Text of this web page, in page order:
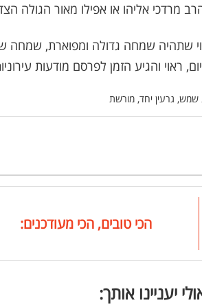
מרדכי אליהו או אפילו מאור הגולה
שתהיה שמחה גדולה ומפוארת, שמחה
ראוי והגיע הזמן לפרסם מודעות
גרעין יחד, מורשת
הכי טובים, הכי מעודכנים:
יעניינו אותך: